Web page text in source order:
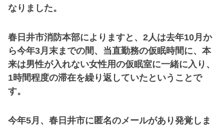
なりました。
春日井市消防本部によりますと、2人は去年10月か
ら今年3月末までの間、当直勤務の仮眠時間に、本
来は男性が入れない女性用の仮眠室に一緒に入り、
1時間程度の滞在を繰り返していたということで
す。
今年5月、春日井市に匿名のメールがあり発覚しま